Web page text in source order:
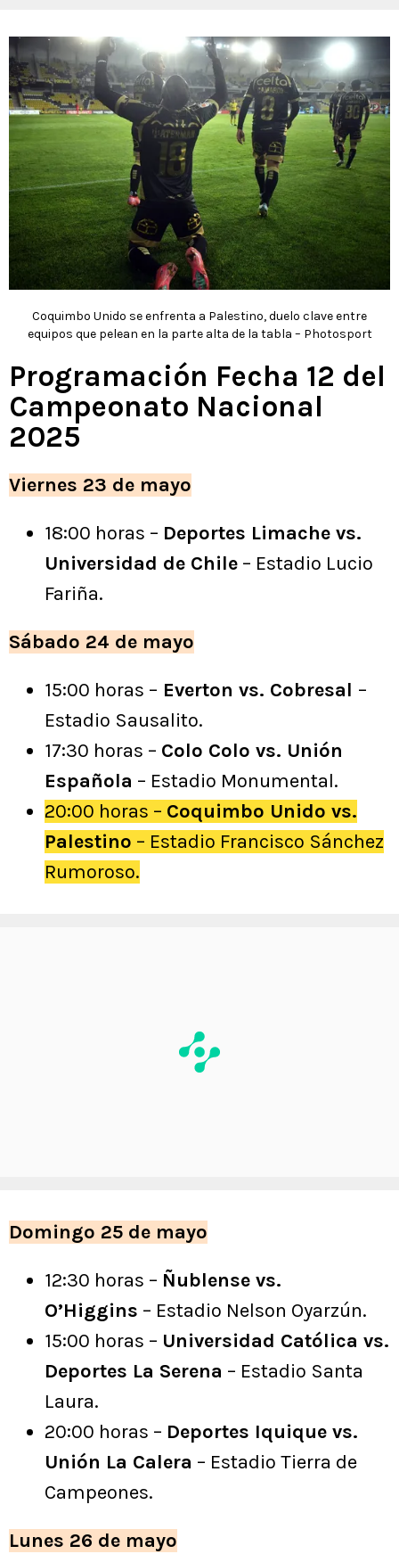
Coquimbo Unido se enfrenta a Palestino, duelo clave entre
equipos que pelean en la parte alta de la tabla – Photosport
Programación Fecha 12 del
Campeonato Nacional
2025
Viernes 23 de mayo
18:00 horas – Deportes Limache vs.
Universidad de Chile – Estadio Lucio
Fariña.
Sábado 24 de mayo
15:00 horas – Everton vs. Cobresal –
Estadio Sausalito.
17:30 horas – Colo Colo vs. Unión
Española – Estadio Monumental.
20:00 horas – Coquimbo Unido vs.
Palestino – Estadio Francisco Sánchez
Rumoroso.
Domingo 25 de mayo
12:30 horas – Ñublense vs.
O’Higgins – Estadio Nelson Oyarzún.
15:00 horas – Universidad Católica vs.
Deportes La Serena – Estadio Santa
Laura.
20:00 horas – Deportes Iquique vs.
Unión La Calera – Estadio Tierra de
Campeones.
Lunes 26 de mayo